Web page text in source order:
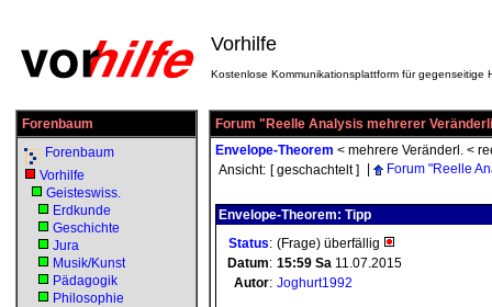
Vorhilfe
Kostenlose Kommunikationsplattform für gegenseitige
Forenbaum
Forenbaum
Vorhilfe
Geisteswiss.
Erdkunde
Geschichte
Jura
Musik/Kunst
Pädagogik
Philosophie
Forum "Reelle Analysis mehrerer
Envelope-Theorem < mehrere Veränderl. <
Ansicht: [ geschachtelt ] Forum "Reelle
Envelope-Theorem: Tipp
Status: (Frage) überfällig
Datum: 15:59 Sa 11.07.2015
Autor: Joghurt1992